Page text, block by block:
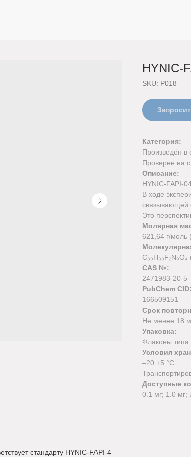
HYNIC-
SKU: P018
Категория:
Произведён в
Проверен на
Описание:
HYNIC-FAPI-
В ходе
связывающей
Это
Молярная
621,64 г/моль
CAS №:
2471983-20-5
PubChem CID:
166509151
Срок
Не менее 18
Упаковка:
Флаконы типа
Условия
–20 ±5 °C
Доступные
0.1 мг; 1.0 мг;
стандарту HYNIC-FAPI-4